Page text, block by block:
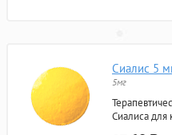
Сиалис 5
5мг
Сиалиса для